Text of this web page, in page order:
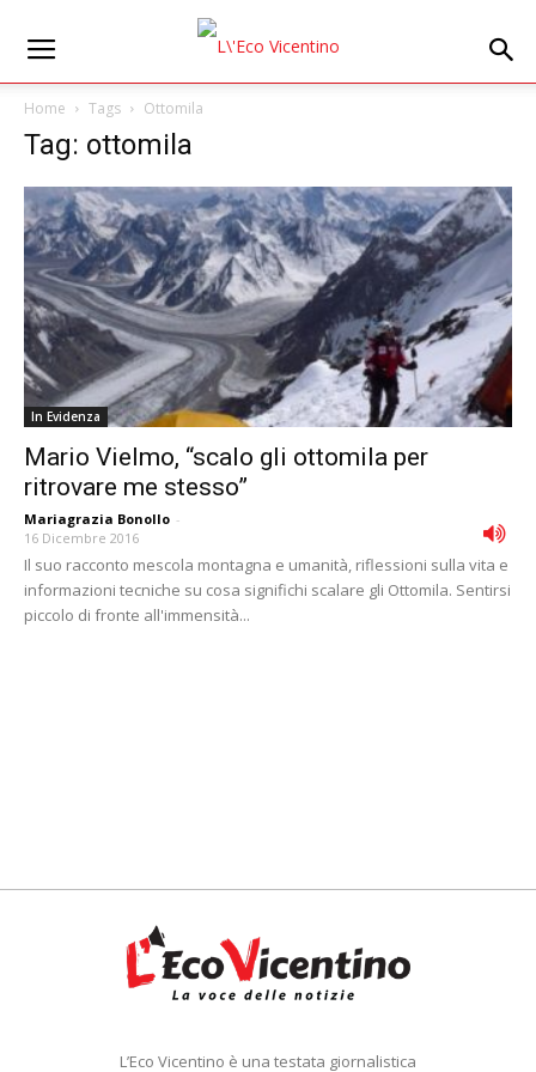
Home Tags Ottomila
Tag: ottomila
In Evidenza
Mario Vielmo, “scalo gli ottomila per
ritrovare me stesso”
Mariagrazia Bonollo -
16 Dicembre 2016
Il suo racconto mescola montagna e umanità, riflessioni sulla vita e
informazioni tecniche su cosa significhi scalare gli Ottomila. Sentirsi
piccolo di fronte all'immensità...
L’Eco Vicentino è una testata giornalistica